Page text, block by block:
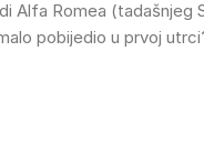
Alfa Romea (tadašnjeg
pobijedio u prvoj